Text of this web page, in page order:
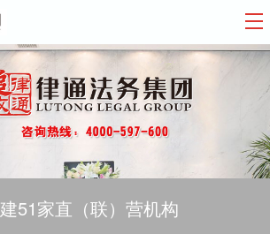
51家直（联）营机构